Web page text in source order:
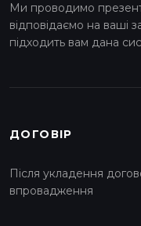
Ми проводимо
відповідаємо на ваші
підходить вам дана
ДОГОВІР
Після укладення
впровадження